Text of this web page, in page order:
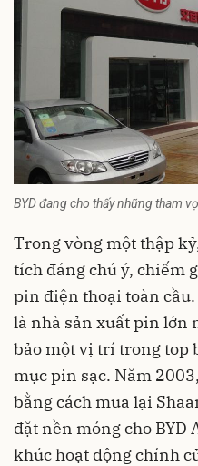
BYD đang cho thấy những tham
Trong vòng một thập
tích đáng chú ý, chiếm
pin điện thoại toàn cầu.
là nhà sản xuất pin lớn
bảo một vị trí trong top
mục pin sạc. Năm
bằng cách mua lại
đặt nền móng cho BYD
khúc hoạt động chính